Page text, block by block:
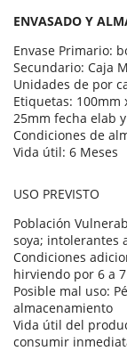
ENVASADO Y
Envase Primario:
Secundario: Caja
Unidades de por
Etiquetas:
25mm fecha elab
Condiciones de
Vida útil: 6 Meses
USO PREVISTO
Población
soya; intolerantes
Condiciones
hirviendo por 6 a
Posible mal uso:
almacenamiento
Vida útil del
consumir